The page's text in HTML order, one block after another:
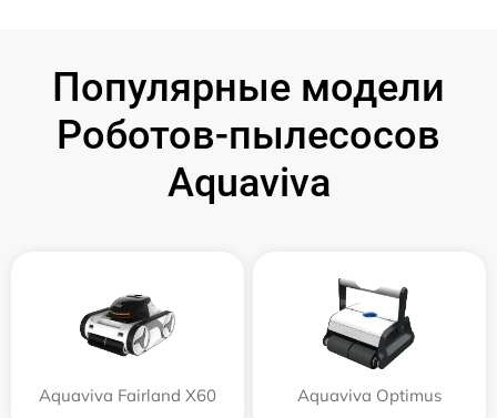
Популярные модели
Роботов-пылесосов
Aquaviva
Aquaviva Fairland X60 Aquaviva Optimus